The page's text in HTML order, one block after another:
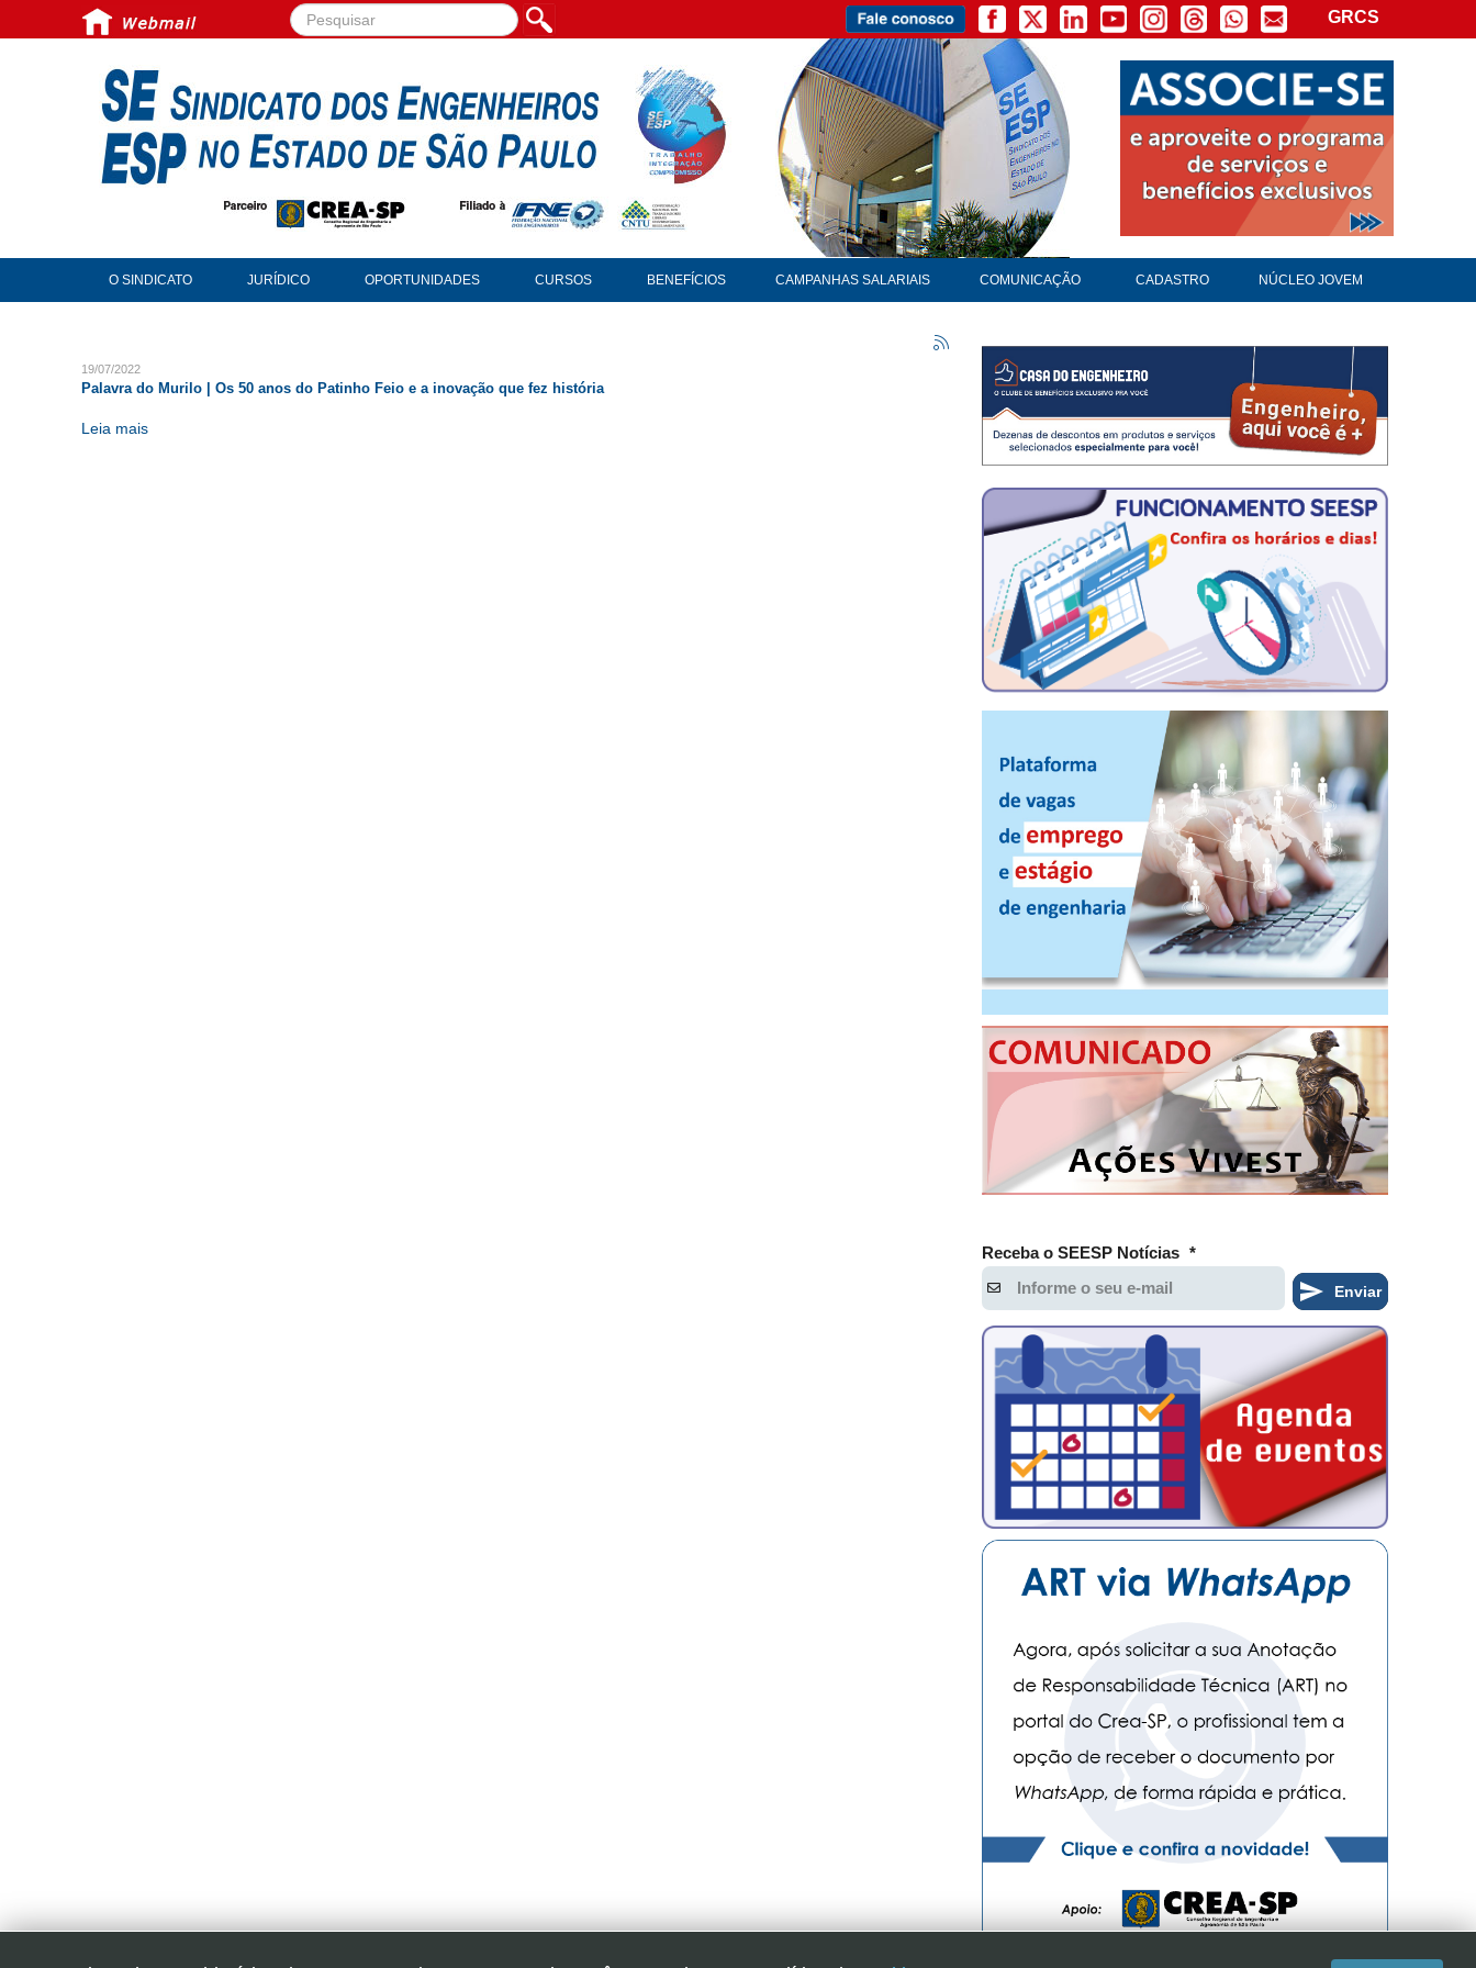
Pesquisar... GRCS
O SINDICATO JURÍDICO OPORTUNIDADES CURSOS BENEFÍCIOS CAMPANHAS SALARIAIS COMUNICAÇÃO CADASTRO NÚCLEO JOVEM
19/07/2022
Palavra do Murilo | Os 50 anos do Patinho Feio e a inovação que fez história
Leia mais
Receba o SEESP Notícias *
Enviar